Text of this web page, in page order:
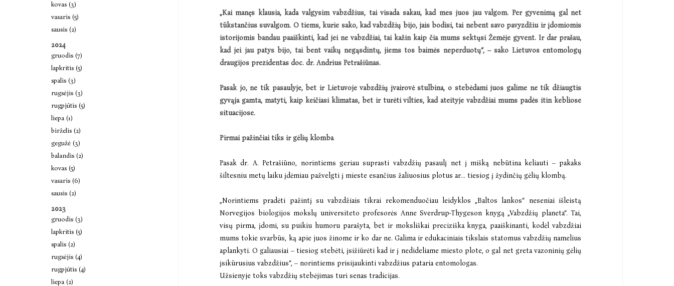
„Kai manęs klausia, kada valgysim vabzdžius, tai visada sakau, kad mes juos jau valgom. Per gyvenimą gal net
tūkstančius suvalgom. O tiems, kurie sako, kad vabzdžių bijo, jais bodisi, tai nebent savo pavyzdžiu ir įdomiomis
istorijomis bandau paaiškinti, kad jei ne vabzdžiai, tai kažin kaip čia mums sektųsi Žemėje gyvent. Ir dar prašau,
kad jei jau patys bijo, tai bent vaikų negąsdintų, jiems tos baimės neperduotų“, – sako Lietuvos entomologų
draugijos prezidentas doc. dr. Andrius Petrašiūnas.
Pasak jo, ne tik pasaulyje, bet ir Lietuvoje vabzdžių įvairovė stulbina, o stebėdami juos galime ne tik džiaugtis
gyvąja gamta, matyti, kaip keičiasi klimatas, bet ir turėti vilties, kad ateityje vabzdžiai mums padės itin kebliose
situacijose.
Pirmai pažinčiai tiks ir gėlių klomba
Pasak dr. A. Petrašiūno, norintiems geriau suprasti vabzdžių pasaulį net į mišką nebūtina keliauti – pakaks
šiltesniu metų laiku įdėmiau pažvelgti į mieste esančius žaliuosius plotus ar... tiesiog į žydinčių gėlių klombą.
„Norintiems pradėti pažintį su vabzdžiais tikrai rekomenduočiau leidyklos „Baltos lankos“ neseniai išleistą
Norvegijos biologijos mokslų universiteto profesorės Anne Sverdrup-Thygeson knygą „Vabzdžių planeta“. Tai,
visų pirma, įdomi, su puikiu humoru parašyta, bet ir moksliškai preciziška knyga, paaiškinanti, kodėl vabzdžiai
mums tokie svarbūs, ką apie juos žinome ir ko dar ne. Galima ir edukaciniais tikslais statomus vabzdžių namelius
aplankyti. O galiausiai – tiesiog stebėti, įsižiūrėti kad ir į nedideliame miesto plote, o gal net greta vazoninių gėlių
įsikūrusius vabzdžius“, – norintiems prisijaukinti vabzdžius pataria entomologas.
Užsienyje toks vabzdžių stebėjimas turi senas tradicijas.
kovas (3)
vasaris (5)
sausis (2)
2024
gruodis (7)
lapkritis (5)
spalis (3)
rugsėjis (3)
rugpjūtis (5)
liepa (1)
birželis (2)
gegužė (3)
balandis (2)
kovas (5)
vasaris (6)
sausis (2)
2023
gruodis (3)
lapkritis (5)
spalis (2)
rugsėjis (4)
rugpjūtis (4)
liepa (2)